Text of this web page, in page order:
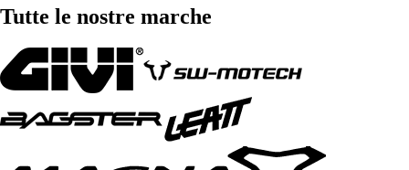
Tutte le nostre marche